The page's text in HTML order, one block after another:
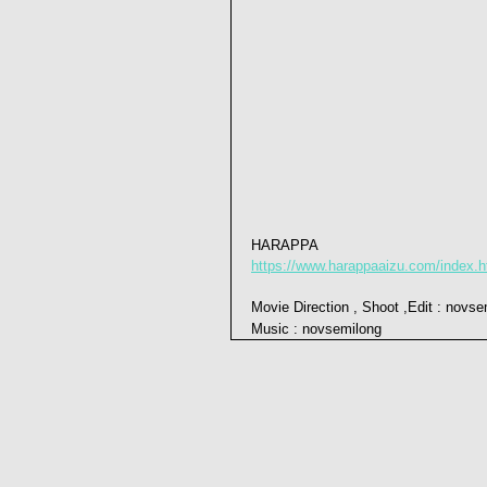
HARAPPA
https://www.harappaaizu.com/
Movie Direction , Shoot ,Edit :
Music : novsemilong